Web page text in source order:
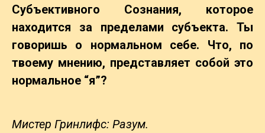
Субъективного Сознания, которое
находится за пределами субъекта. Ты
говоришь о нормальном себе. Что, по
твоему мнению, представляет собой это
нормальное “я”?
Мистер Гринлифс: Разум.